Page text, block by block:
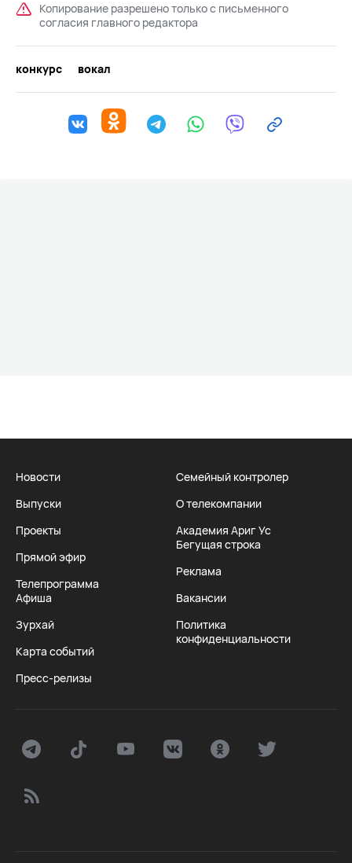
Копирование разрешено только с письменного
согласия главного редактора
конкурс вокал
Новости
Выпуски
Проекты
Прямой эфир
Телепрограмма
Афиша
Зурхай
Карта событий
Пресс-релизы
Семейный контролер
О телекомпании
Академия Ариг Ус
Бегущая строка
Реклама
Вакансии
Политика
конфиденциальности